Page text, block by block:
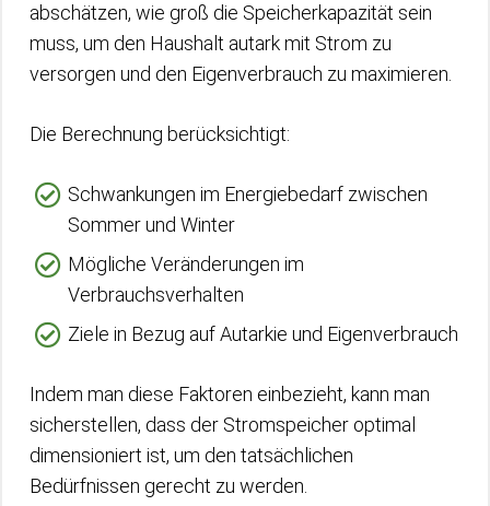
abschätzen, wie groß die Speicherkapazität sein
muss, um den Haushalt autark mit Strom zu
versorgen und den Eigenverbrauch zu maximieren.
Die Berechnung berücksichtigt:
Schwankungen im Energiebedarf zwischen
Sommer und Winter
Mögliche Veränderungen im
Verbrauchsverhalten
Ziele in Bezug auf Autarkie und Eigenverbrauch
Indem man diese Faktoren einbezieht, kann man
sicherstellen, dass der Stromspeicher optimal
dimensioniert ist, um den tatsächlichen
Bedürfnissen gerecht zu werden.